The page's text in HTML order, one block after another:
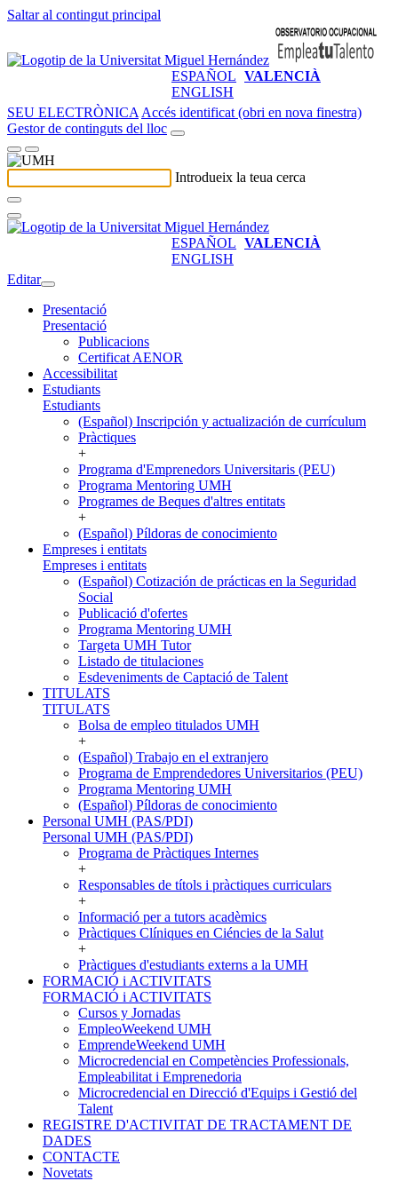
Saltar al contingut principal
ESPAÑOL VALENCIÀ
ENGLISH
SEU ELECTRÒNICA Accés identificat (obri en nova finestra)
Gestor de continguts del lloc
Introdueix la teua cerca
ESPAÑOL VALENCIÀ
ENGLISH
Editar
Presentació
Presentació
Publicacions
Certificat AENOR
Accessibilitat
Estudiants
Estudiants
(Español) Inscripción y actualización de currículum
Pràctiques
+
Programa d'Emprenedors Universitaris (PEU)
Programa Mentoring UMH
Programes de Beques d'altres entitats
+
(Español) Píldoras de conocimiento
Empreses i entitats
Empreses i entitats
(Español) Cotización de prácticas en la Seguridad
Social
Publicació d'ofertes
Programa Mentoring UMH
Targeta UMH Tutor
Listado de titulaciones
Esdeveniments de Captació de Talent
TITULATS
TITULATS
Bolsa de empleo titulados UMH
+
(Español) Trabajo en el extranjero
Programa de Emprendedores Universitarios (PEU)
Programa Mentoring UMH
(Español) Píldoras de conocimiento
Personal UMH (PAS/PDI)
Personal UMH (PAS/PDI)
Programa de Pràctiques Internes
+
Responsables de títols i pràctiques curriculars
+
Informació per a tutors acadèmics
Pràctiques Clíniques en Ciéncies de la Salut
+
Pràctiques d'estudiants externs a la UMH
FORMACIÓ i ACTIVITATS
FORMACIÓ i ACTIVITATS
Cursos y Jornadas
EmpleoWeekend UMH
EmprendeWeekend UMH
Microcredencial en Competències Professionals,
Empleabilitat i Emprenedoria
Microcredencial en Direcció d'Equips i Gestió del
Talent
REGISTRE D'ACTIVITAT DE TRACTAMENT DE
DADES
CONTACTE
Novetats